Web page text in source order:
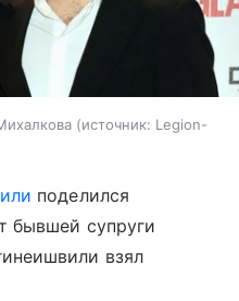
источник: Legion-
поделился
бывшей супруги
взял